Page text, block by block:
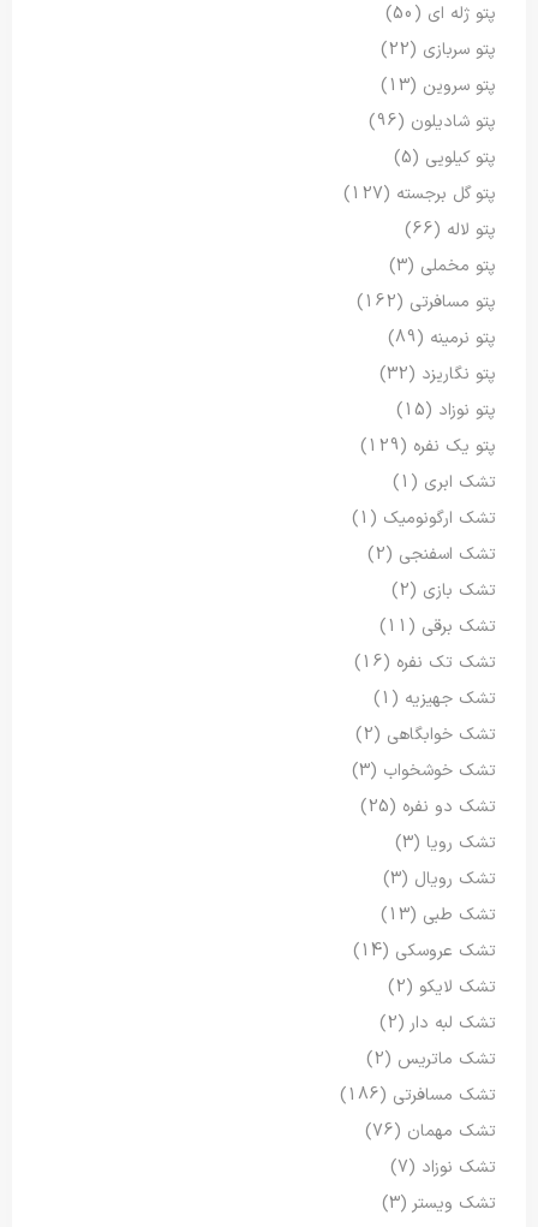
پتو ژله ای (50)
پتو سربازی (22)
پتو سروین (13)
پتو شادیلون (96)
پتو کیلویی (5)
پتو گل برجسته (127)
پتو لاله (66)
پتو مخملی (3)
پتو مسافرتی (162)
پتو نرمینه (89)
پتو نگاریزد (32)
پتو نوزاد (15)
پتو یک نفره (129)
تشک ابری (1)
تشک ارگونومیک (1)
تشک اسفنجی (2)
تشک بازی (2)
تشک برقی (11)
تشک تک نفره (16)
تشک جهیزیه (1)
تشک خوابگاهی (2)
تشک خوشخواب (3)
تشک دو نفره (25)
تشک رویا (3)
تشک رویال (3)
تشک طبی (13)
تشک عروسکی (14)
تشک لایکو (2)
تشک لبه دار(2)
تشک ماتریس (2)
تشک مسافرتی (186)
تشک مهمان (76)
تشک نوزاد (7)
تشک ویستر(3)